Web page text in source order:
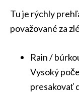
Tu je rýchly
považované za
Rain /
Vysoký
presakovať